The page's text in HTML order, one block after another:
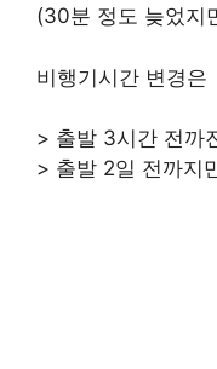
(30분 정도 늦었지
비행기시간 변경은
> 출발 3시간 전까
> 출발 2일 전까지